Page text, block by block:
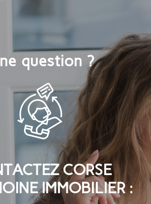
question ?
CORSE
IMMOBILIER :